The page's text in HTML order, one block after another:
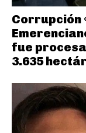
Corrupción
fue
3.635